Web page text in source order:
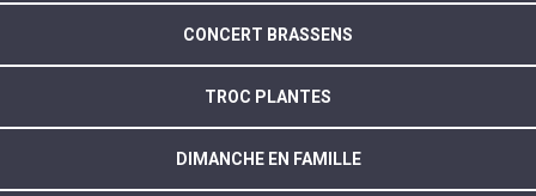
CONCERT BRASSENS
TROC PLANTES
DIMANCHE EN FAMILLE